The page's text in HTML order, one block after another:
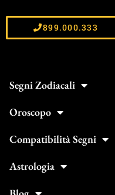
899.000.333
Segni Zodiacali
Oroscopo
Compatibilità Segni
Astrologia